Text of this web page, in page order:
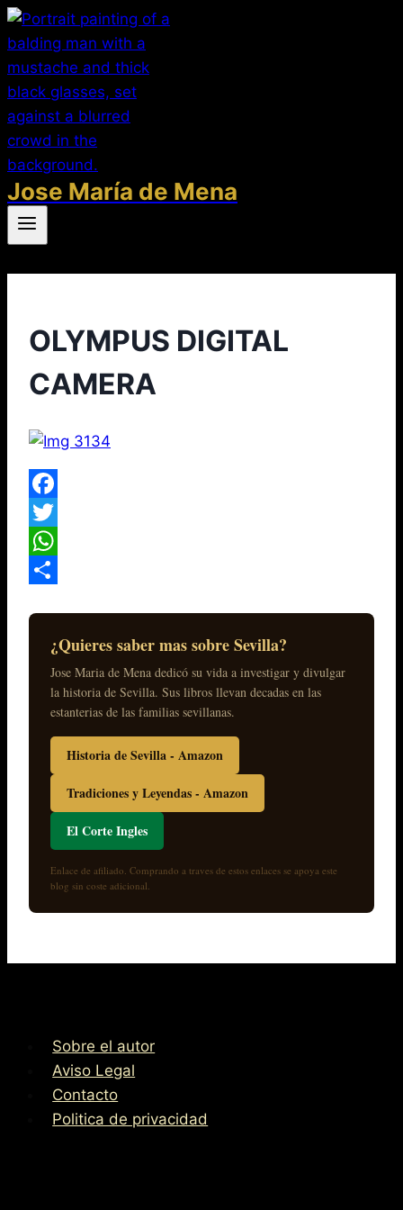
Saltar
al
contenido
Jose María de Mena
OLYMPUS DIGITAL
CAMERA
Facebook
Twitter
WhatsApp
¿Quieres saber mas sobre Sevilla?
Jose Maria de Mena dedicó su vida a investigar y divulgar
la historia de Sevilla. Sus libros llevan decadas en las
estanterias de las familias sevillanas.
Historia de Sevilla - Amazon
Tradiciones y Leyendas - Amazon
El Corte Ingles
Enlace de afiliado. Comprando a traves de estos enlaces se apoya este
blog sin coste adicional.
Sobre el autor
Aviso Legal
Contacto
Politica de privacidad